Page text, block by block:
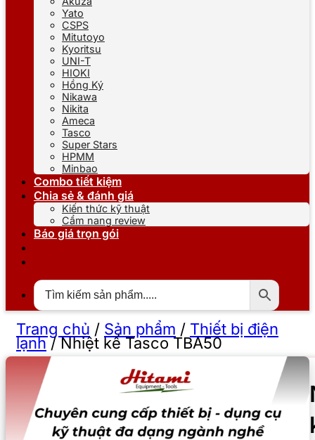
Yato
CSPS
Mitutoyo
Kyoritsu
UNI-T
HIOKI
Hồng Ký
Nikawa
Nikita
Ameca
Tasco
Super Stars
HPMM
Minbao
Combo tiết kiệm
Chia sẻ & đánh giá
Kiến thức kỹ thuật
Cẩm nang review
Báo giá trọn gói
Trang chủ / Sản phẩm / Thiết bị điện
lạnh/Nhiệt kế Tasco TBA50